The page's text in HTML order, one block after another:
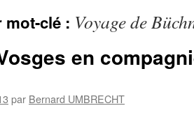
mot-clé : Voyage de
en
par Bernard UMBRECHT